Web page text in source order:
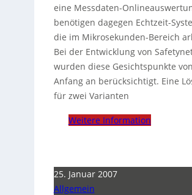
eine Messdaten-
benötigen dagegen Echtzeit-
die im Mikrosekunden-Bereich
Bei der Entwicklung von
wurden diese Gesichtspunkte von
Anfang an berücksichtigt. Eine
für zwei Varianten
Weitere Information
25. Januar 2007
Allgemein